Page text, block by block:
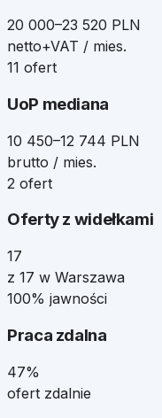
20 000–23 520 PLN
netto+VAT / mies.
11 ofert
UoP mediana
10 450–12 744 PLN
brutto / mies.
2 ofert
Oferty z widełkami
17
z 17 w Warszawa
100% jawności
Praca zdalna
47%
ofert zdalnie